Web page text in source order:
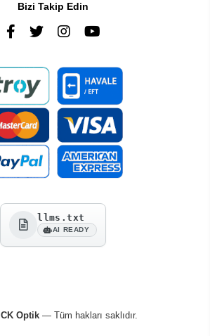
Bizi Takip Edin
llms.txt
AI READY
CK Optik— Tüm hakları saklıdır.